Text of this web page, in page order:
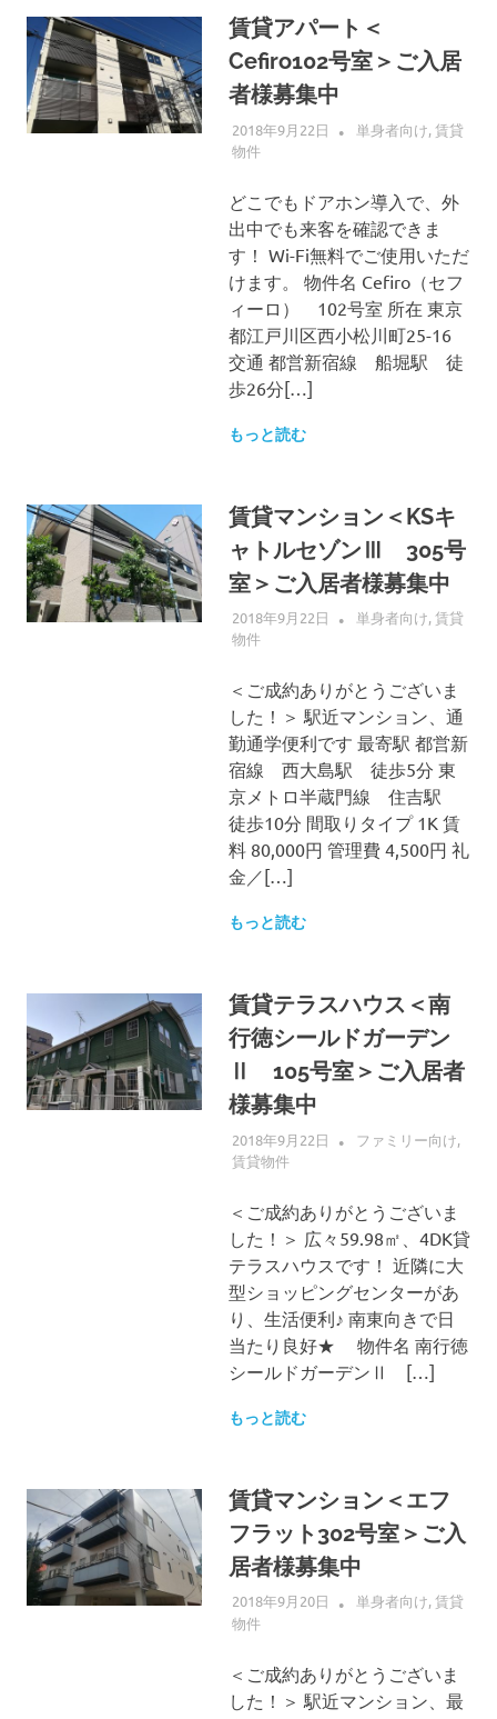
賃貸アパート＜
Cefiro102号室＞ご入居
者様募集中
2018年9月22日 ALLFLOW
単身者向け,賃貸
物件
どこでもドアホン導入で、外
出中でも来客を確認できま
す！ Wi-Fi無料でご使用いただ
けます。 物件名 Cefiro（セフ
ィーロ） 102号室 所在 東京
都江戸川区西小松川町25-16
交通 都営新宿線 船堀駅 徒
歩26分[…]
もっと読む
賃貸マンション＜KSキ
ャトルセゾンⅢ 305号
室＞ご入居者様募集中
2018年9月22日 ALLFLOW
単身者向け,賃貸
物件
＜ご成約ありがとうございま
した！＞ 駅近マンション、通
勤通学便利です 最寄駅 都営新
宿線 西大島駅 徒歩5分 東
京メトロ半蔵門線 住吉駅
徒歩10分 間取りタイプ 1K 賃
料 80,000円 管理費 4,500円 礼
金／[…]
もっと読む
賃貸テラスハウス＜南
行徳シールドガーデン
Ⅱ 105号室＞ご入居者
様募集中
2018年9月22日 ALLFLOW
ファミリー向け,
賃貸物件
＜ご成約ありがとうございま
した！＞ 広々59.98㎡、4DK貸
テラスハウスです！ 近隣に大
型ショッピングセンターがあ
り、生活便利♪ 南東向きで日
当たり良好★ 物件名 南行徳
シールドガーデンⅡ […]
もっと読む
賃貸マンション＜エフ
フラット302号室＞ご入
居者様募集中
2018年9月20日 ALLFLOW
単身者向け,賃貸
物件
＜ご成約ありがとうございま
した！＞ 駅近マンション、最